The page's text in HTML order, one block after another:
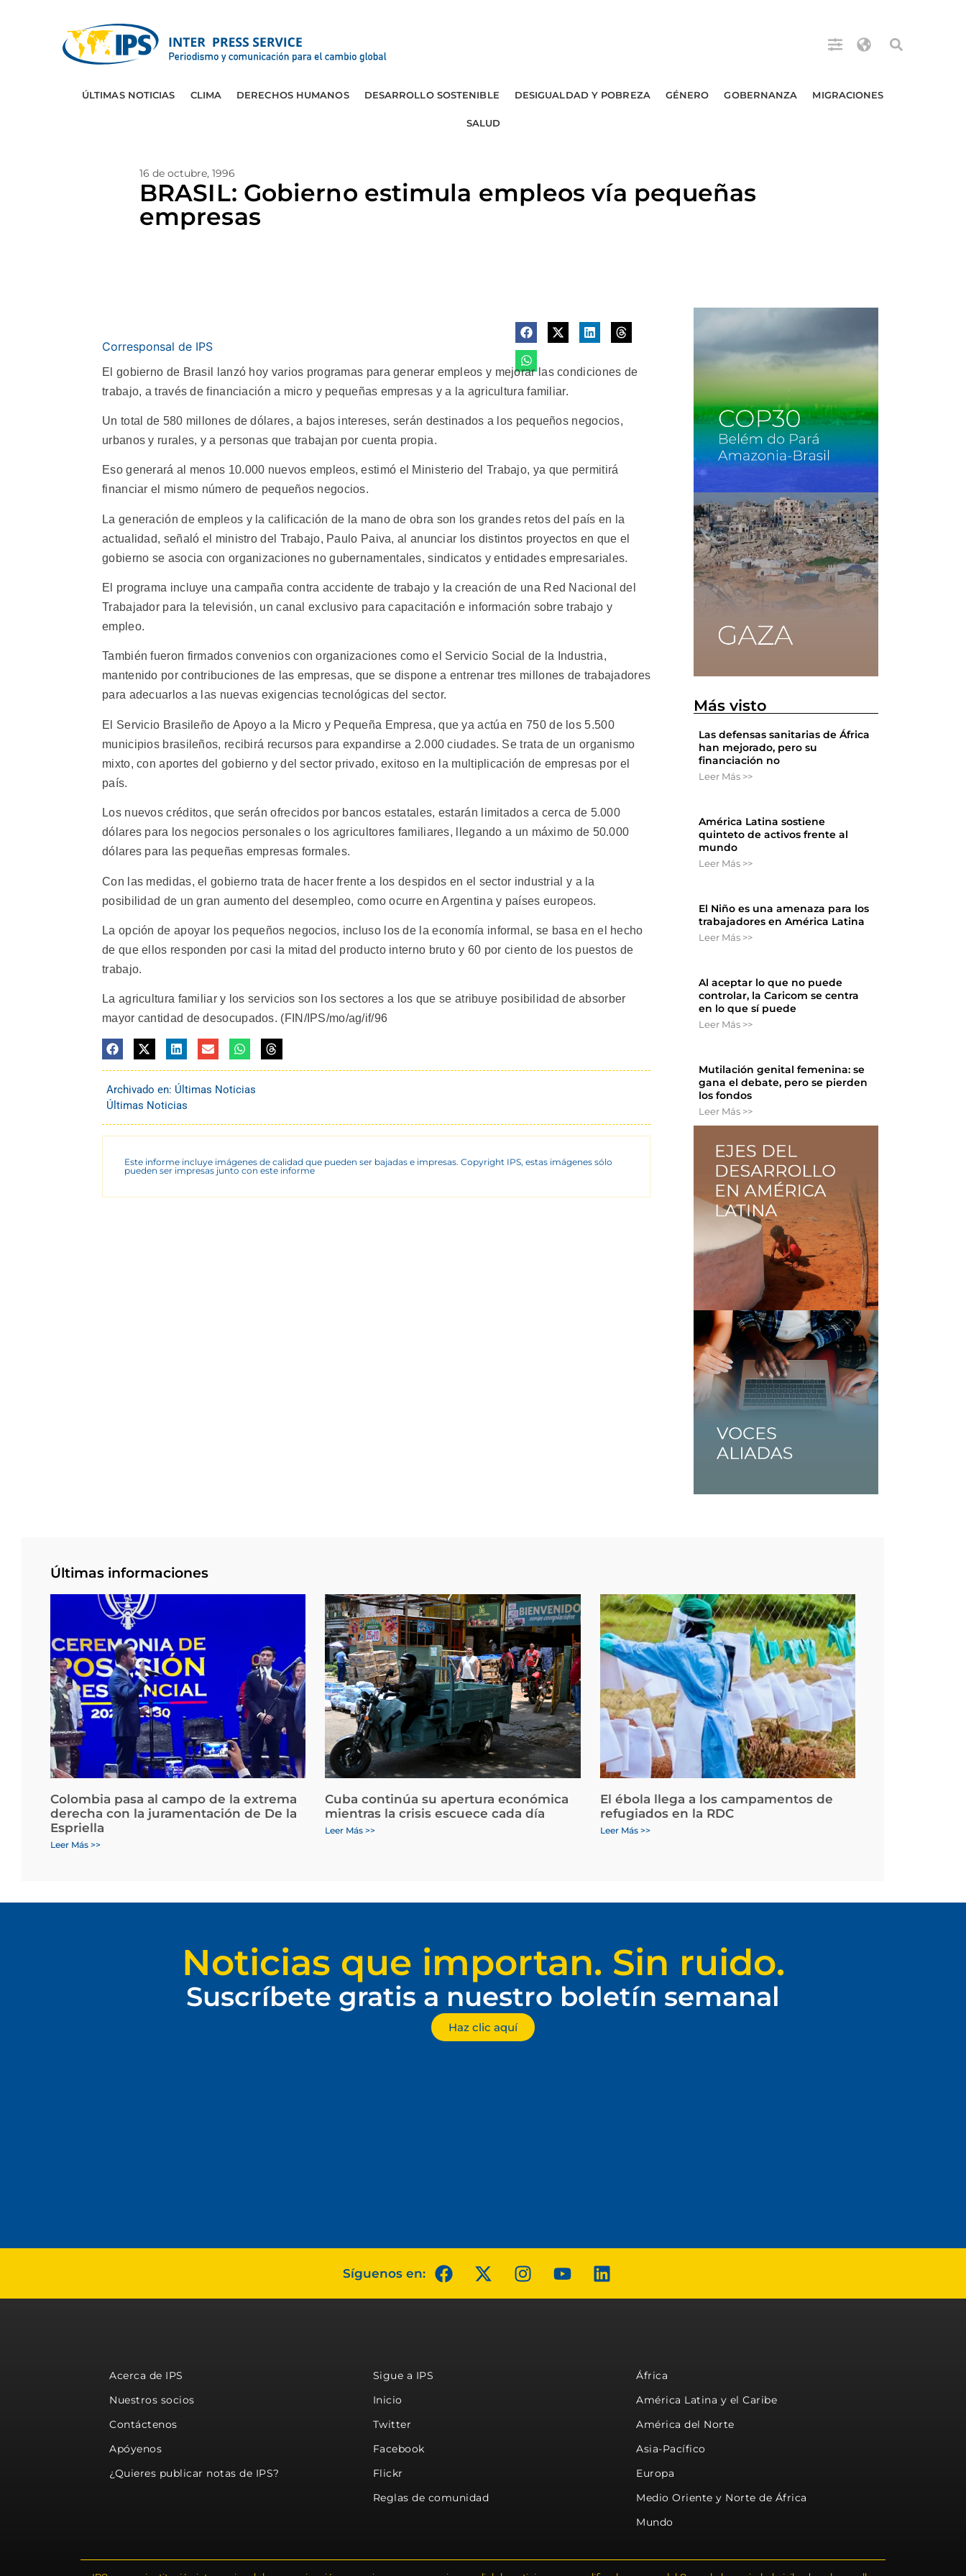
ÚLTIMAS NOTICIAS CLIMA DERECHOS HUMANOS DESARROLLO SOSTENIBLE DESIGUALDAD Y POBREZA GÉNERO GOBERNANZA MIGRACIONES
SALUD
16 de octubre, 1996
BRASIL: Gobierno estimula empleos vía pequeñas
empresas
Corresponsal de IPS
El gobierno de Brasil lanzó hoy varios programas para generar empleos y mejorar las condiciones de
trabajo, a través de financiación a micro y pequeñas empresas y a la agricultura familiar.
Un total de 580 millones de dólares, a bajos intereses, serán destinados a los pequeños negocios,
urbanos y rurales, y a personas que trabajan por cuenta propia.
Eso generará al menos 10.000 nuevos empleos, estimó el Ministerio del Trabajo, ya que permitirá
financiar el mismo número de pequeños negocios.
La generación de empleos y la calificación de la mano de obra son los grandes retos del país en la
actualidad, señaló el ministro del Trabajo, Paulo Paiva, al anunciar los distintos proyectos en que el
gobierno se asocia con organizaciones no gubernamentales, sindicatos y entidades empresariales.
El programa incluye una campaña contra accidente de trabajo y la creación de una Red Nacional del
Trabajador para la televisión, un canal exclusivo para capacitación e información sobre trabajo y
empleo.
También fueron firmados convenios con organizaciones como el Servicio Social de la Industria,
mantenido por contribuciones de las empresas, que se dispone a entrenar tres millones de trabajadores
para adecuarlos a las nuevas exigencias tecnológicas del sector.
El Servicio Brasileño de Apoyo a la Micro y Pequeña Empresa, que ya actúa en 750 de los 5.500
municipios brasileños, recibirá recursos para expandirse a 2.000 ciudades. Se trata de un organismo
mixto, con aportes del gobierno y del sector privado, exitoso en la multiplicación de empresas por el
país.
Los nuevos créditos, que serán ofrecidos por bancos estatales, estarán limitados a cerca de 5.000
dólares para los negocios personales o los agricultores familiares, llegando a un máximo de 50.000
dólares para las pequeñas empresas formales.
Con las medidas, el gobierno trata de hacer frente a los despidos en el sector industrial y a la
posibilidad de un gran aumento del desempleo, como ocurre en Argentina y países europeos.
La opción de apoyar los pequeños negocios, incluso los de la economía informal, se basa en el hecho
de que ellos responden por casi la mitad del producto interno bruto y 60 por ciento de los puestos de
trabajo.
La agricultura familiar y los servicios son los sectores a los que se atribuye posibilidad de absorber
mayor cantidad de desocupados. (FIN/IPS/mo/ag/if/96
Archivado en: Últimas Noticias
Últimas Noticias
Este informe incluye imágenes de calidad que pueden ser bajadas e impresas. Copyright IPS, estas imágenes sólo
pueden ser impresas junto con este informe
Más visto
Las defensas sanitarias de África
han mejorado, pero su
financiación no
Leer Más >>
América Latina sostiene
quinteto de activos frente al
mundo
Leer Más >>
El Niño es una amenaza para los
trabajadores en América Latina
Leer Más >>
Al aceptar lo que no puede
controlar, la Caricom se centra
en lo que sí puede
Leer Más >>
Mutilación genital femenina: se
gana el debate, pero se pierden
los fondos
Leer Más >>
Últimas informaciones
Colombia pasa al campo de la extrema
derecha con la juramentación de De la
Espriella
Leer Más >>
Cuba continúa su apertura económica
mientras la crisis escuece cada día
Leer Más >>
El ébola llega a los campamentos de
refugiados en la RDC
Leer Más >>
Noticias que importan. Sin ruido.
Suscríbete gratis a nuestro boletín semanal
Haz clic aquí
Síguenos en:
Acerca de IPS
Nuestros socios
Contáctenos
Apóyenos
¿Quieres publicar notas de IPS?
Sigue a IPS
Inicio
Twitter
Facebook
Flickr
Reglas de comunidad
África
América Latina y el Caribe
América del Norte
Asia-Pacífico
Europa
Medio Oriente y Norte de África
Mundo